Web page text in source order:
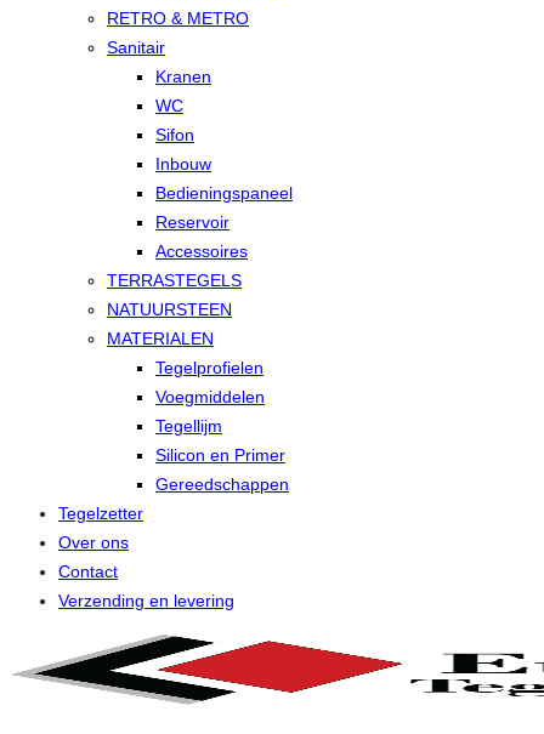
RETRO & METRO
Sanitair
Kranen
WC
Sifon
Inbouw
Bedieningspaneel
Reservoir
Accessoires
TERRASTEGELS
NATUURSTEEN
MATERIALEN
Tegelprofielen
Voegmiddelen
Tegellijm
Silicon en Primer
Gereedschappen
Tegelzetter
Over ons
Contact
Verzending en levering